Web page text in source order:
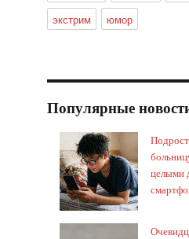
экстрим
юмор
Популярные
целыми